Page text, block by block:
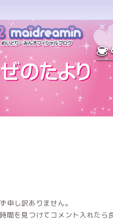
申し訳ありません。
間を見つけてコメント入れたら